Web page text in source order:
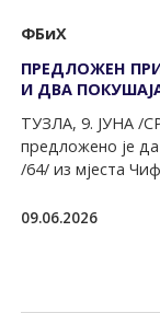
ФБиХ
ПРЕДЛОЖЕН
И ДВА
ТУЗЛА, 9. ЈУНА /
предложено је
/64/ из мјеста
09.06.2026